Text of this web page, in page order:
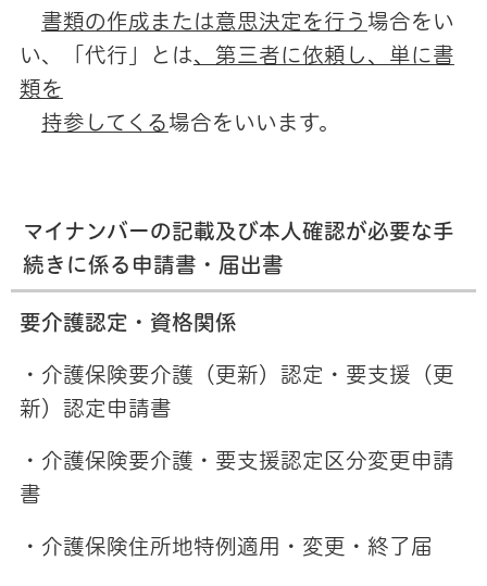
書類の作成または意思決定を行う 場合をい
い、「代行」とは、第三者に依頼し、単に書
類を
持参してくる 場合をいいます。
マイナンバーの記載及び本人確認が必要な手
続きに係る申請書・届出書
要介護認定・資格関係
・介護保険要介護（更新）認定・要支援（更
新）認定申請書
・介護保険要介護・要支援認定区分変更申請
書
・介護保険住所地特例適用・変更・終了届